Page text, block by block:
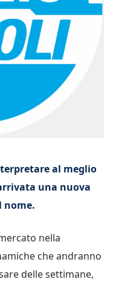
al meglio
una nuova
nome.
nella
che andranno
delle settimane,